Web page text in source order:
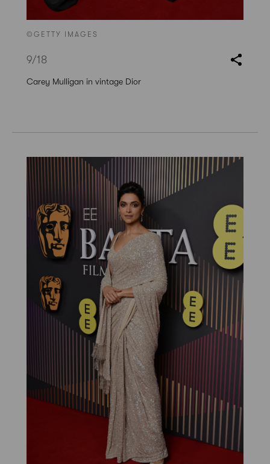
©GETTY IMAGES
9/18
Carey Mulligan in vintage Dior